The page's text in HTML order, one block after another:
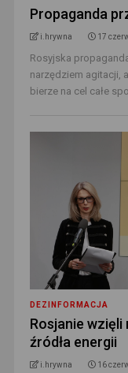
Propaganda
i.hrywna 17
Rosyjska
narzędziem agitacji,
bierze na cel całe
DEZINFORMACJA
Rosjanie
źródła energii
i.hrywna 16